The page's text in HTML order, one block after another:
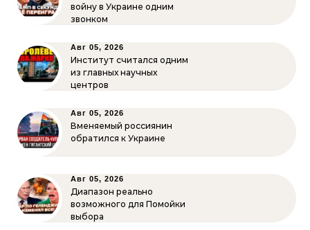
войну в Украине одним
звонком
Авг 05, 2026
Институт считался одним
из главных научных
центров
Авг 05, 2026
Вменяемый россиянин
обратился к Украине
Авг 05, 2026
Диапазон реально
возможного для Помойки
выбора